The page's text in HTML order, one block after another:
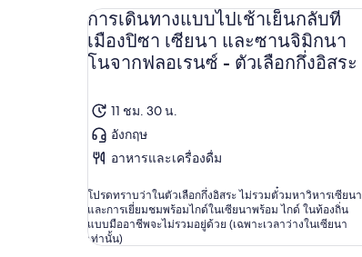
การเดินทางแบบไปเช้าเย็นกลับที่
เมืองปิซา เซียนา และซานจิมิกนา
โนจากฟลอเรนซ์ - ตัวเลือกกึ่งอิสระ
11 ชม. 30 น.
อังกฤษ
อาหารและเครื่องดื่ม
โปรดทราบว่าในตัวเลือกกึ่งอิสระ ไม่รวมตั๋วมหาวิหารเซียนา
และการเยี่ยมชมพร้อมไกด์ในเซียนาพร้อม ไกด์ ในท้องถิ่น
แบบมืออาชีพจะไม่รวมอยู่ด้วย (เฉพาะเวลาว่างในเซียนา
เท่านั้น)